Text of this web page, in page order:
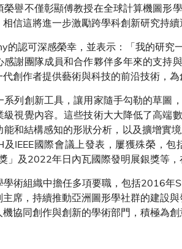
譽不僅彰顯傅教授在全球計算機圖形
信這將進一步激勵跨學科創新研究持續
的認可深感榮幸，並表示：「我的研究
謝團隊成員和合作夥伴多年來的支持
創作者提供藝術與科技的前沿技術，為
列創新工具，讓用家隨手勾勒的草圖
視覺內容。這些技術大大降低了高端
和結構感知的形狀分析，以及擴增實
IEEE國際會議上發表，屢獲殊榮，
及2022年日內瓦國際發明展銀獎等，
術組織中擔任多項要職，包括2016
席，持續推動亞洲圖形學社群的建設
協同創作與創新的學術部門，積極為創